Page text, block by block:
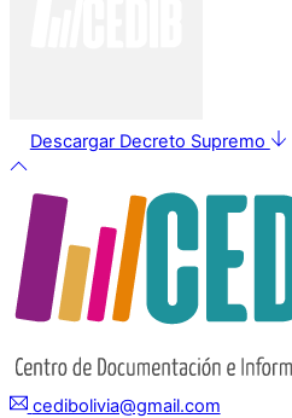
Descargar Decreto Supremo
cedibolivia@gmail.com